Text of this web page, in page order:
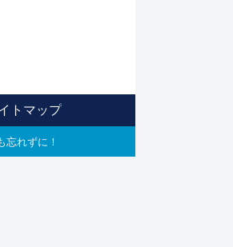
トマップ
れずに！